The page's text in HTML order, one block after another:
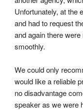
Unfortunately, at the
and had to request
and again there
smoothly.
We could only
would like a reliable
no disadvantage
speaker as we were